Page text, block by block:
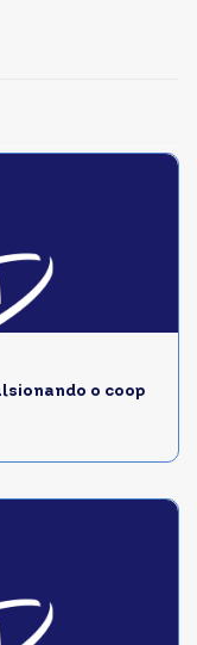
o coop